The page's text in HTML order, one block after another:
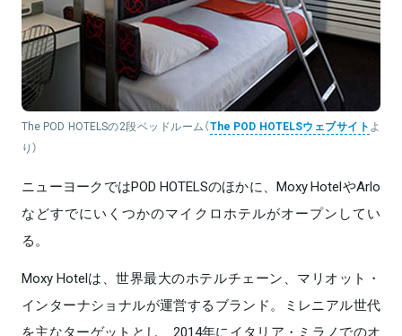
The POD HOTELSの2段ベッドルーム（The POD HOTELSウェブサイトよ
り）
ニューヨークではPOD HOTELSのほかに、Moxy HotelやArlo
などすでにいくつかのマイクロホテルがオープンしてい
る。
Moxy Hotelは、世界最大のホテルチェーン、マリオット・
インターナショナルが運営するブランド。ミレニアル世代
を主なターゲットとし、2014年にイタリア・ミラノでのオ